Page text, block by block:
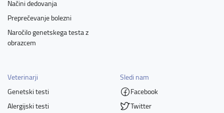
Načini dedovanja
Preprečevanje bolezni
Naročilo genetskega testa z
obrazcem
Veterinarji
Genetski testi
Alergijski testi
Sledi nam
Facebook
Twitter